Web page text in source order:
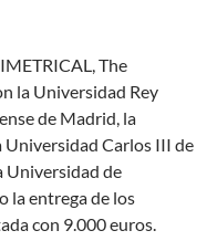
The
la Universidad Rey
de Madrid, la
Carlos III de
Universidad de
la entrega de los
con 9.000 euros.